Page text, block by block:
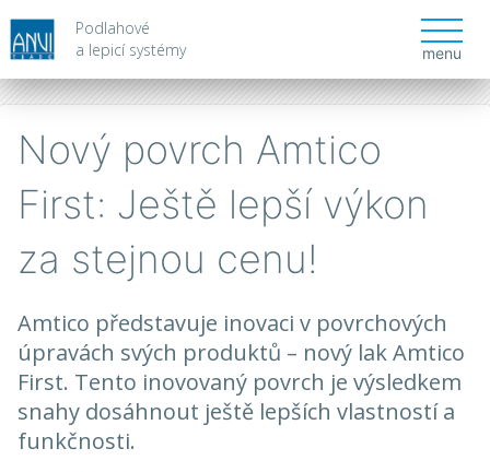
Podlahové
a lepicí systémy
menu
Nový povrch Amtico
First: Ještě lepší výkon
za stejnou cenu!
Amtico představuje inovaci v povrchových
úpravách svých produktů – nový lak Amtico
First. Tento inovovaný povrch je výsledkem
snahy dosáhnout ještě lepších vlastností a
funkčnosti.